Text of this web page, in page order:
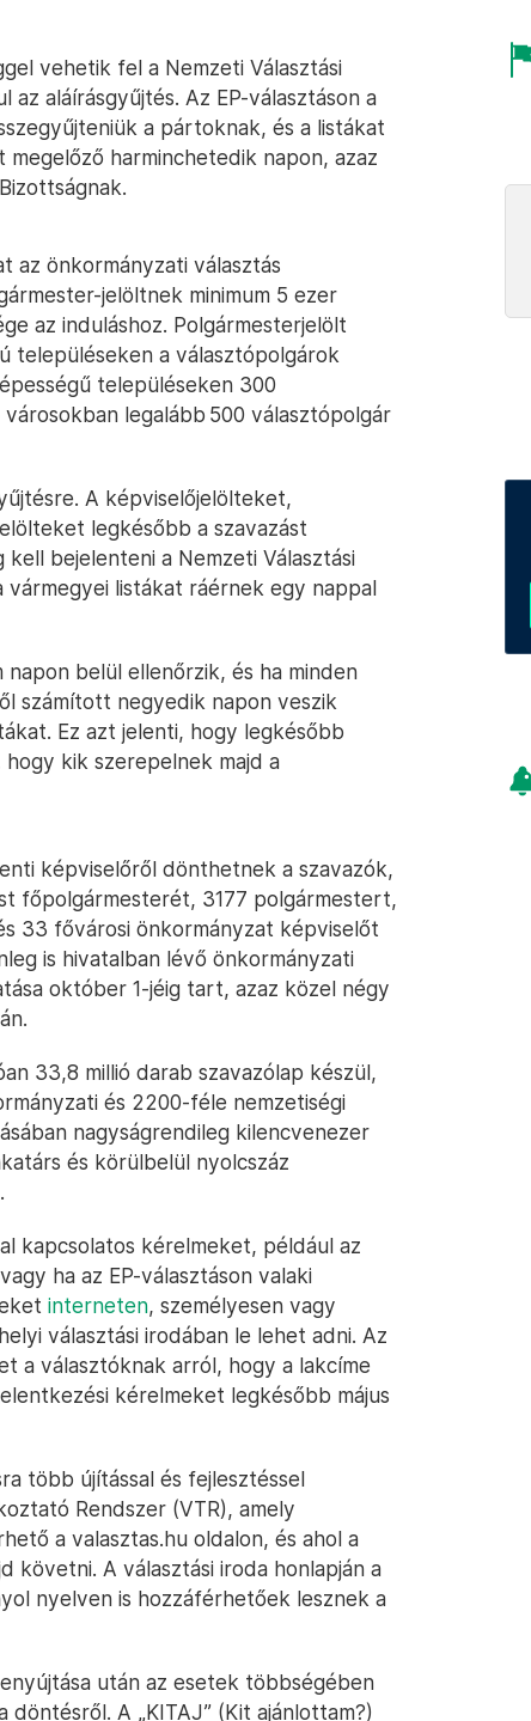
vehetik fel a Nemzeti Választási
aláírásgyűjtés. Az EP-választáson a
a pártoknak, és a listákat
harminchetedik napon, azaz
az önkormányzati választás
jelöltnek minimum 5 ezer
az induláshoz. Polgármesterjelölt
településeken a választópolgárok
településeken 300
legalább 500 választópolgár
A képviselőjelölteket,
legkésőbb a szavazást
bejelenteni a Nemzeti Választási
vármegyei listákat ráérnek egy nappal
napon belül ellenőrzik, és ha minden
számított negyedik napon veszik
Ez azt jelenti, hogy legkésőbb
hogy kik szerepelnek majd a
képviselőről dönthetnek a szavazók,
főpolgármesterét, 3177 polgármestert,
33 fővárosi önkormányzat képviselőt
is hivatalban lévő önkormányzati
október 1-jéig tart, azaz közel négy
33,8 millió darab szavazólap készül,
és 2200-féle nemzetiségi
nagyságrendileg kilencvenezer
és körülbelül nyolcszáz
kapcsolatos kérelmeket, például az
ha az EP-választáson valaki
interneten, személyesen vagy
választási irodában le lehet adni. Az
a választóknak arról, hogy a lakcíme
kérelmeket legkésőbb május
több újítással és fejlesztéssel
Rendszer (VTR), amely
a valasztas.hu oldalon, és ahol a
követni. A választási iroda honlapján a
nyelven is hozzáférhetőek lesznek a
után az esetek többségében
A „KITAJ” (Kit ajánlottam?)